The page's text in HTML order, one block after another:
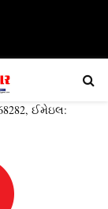
ઈમેઇલ: